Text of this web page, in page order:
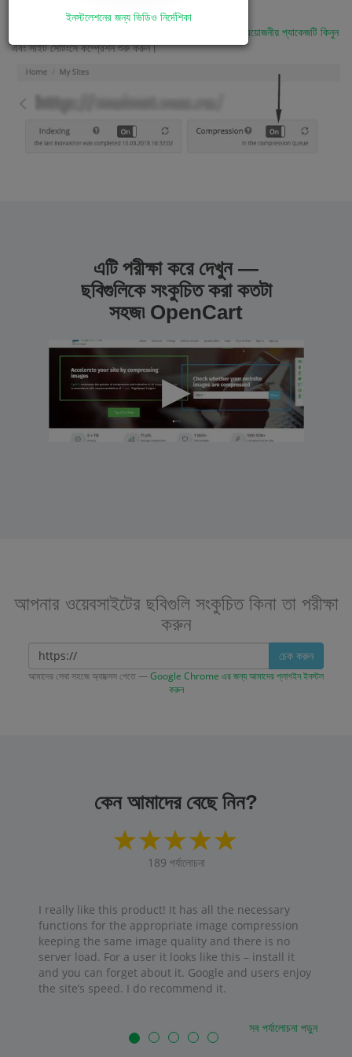
আপনার প্রয়োজনীয় প্যাকেজটি কিনুন
এবং সাইট সেটিংসে কম্প্রেশন শুরু করুন।
এটি পরীক্ষা করে দেখুন —
ছবিগুলিকে সংকুচিত করা কতটা
সহজ৷ OpenCart
আপনার ওয়েবসাইটের ছবিগুলি সংকুচিত কিনা তা পরীক্ষা
করুন
চেক করুন
আমাদের সেবা সহজে অ্যাক্সেস পেতে —Google Chrome এর জন্য আমাদের প্লাগইন ইনস্টল
করুন
কেন আমাদের বেছে নিন?
189 পর্যালোচনা
I really like this product! It has all the necessary
functions for the appropriate image compression
keeping the same image quality and there is no
server load. For a user it looks like this – install it
and you can forget about it. Google and users enjoy
the site’s speed. I do recommend it.
সব পর্যালোচনা পড়ুন
ইনস্টলেশনের জন্য ভিডিও নির্দেশিকা